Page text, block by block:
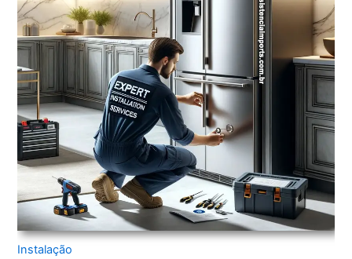
Instalação